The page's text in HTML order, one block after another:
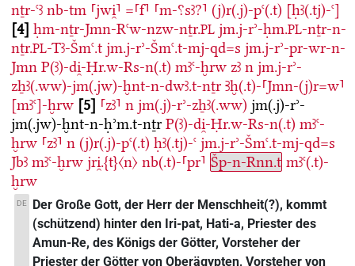
nṯr-ꜥꜣ nb-tm ⸢jwi̯⸣ =⸢f⸣ ⸢m-⸮sꜣ?⸣ (j)r(.j)-pꜥ(.t) [ḥꜣ(.tj)-ꜥ]
4 ḥm-nṯr-Jmn-Rꜥw-nzw-nṯr.PL jm.j-rʾ-ḥm.PL-nṯr-n-
nṯr.PL-Tꜣ-Šmꜥ.t jm.j-rʾ-Šmꜥ.t-mj-qd=s jm.j-rʾ-pr-wr-n-
Jmn P(ꜣ)-di̯-Ḥr.w-Rs-n(.t) mꜣꜥ-ḫrw zꜣ n jm.j-rʾ-
zẖꜣ(.ww)-jm(.jw)-ḫnt-n-dwꜣ.t-nṯr Ꜣḫ(.t)-⸢Jmn-(j)r=w⸣
[mꜣꜥ]-ḫrw 5 ⸢zꜣ⸣ n jm(.j)-rʾ-zẖꜣ(.ww) jm(.j)-rʾ-
jm(.jw)-ḫnt-n-ḥʾm.t-nṯr P(ꜣ)-di̯-Ḥr.w-Rs-n(.t) mꜣꜥ-
ḫrw ⸢zꜣ⸣ n (j)r(.j)-pꜥ(.t) ḥꜣ(.tj)-ꜥ jm.j-rʾ-Šmꜥ.t-mj-qd=s
Jbꜣ mꜣꜥ-ḫrw jri̯.{t}〈n〉 nb(.t)-⸢pr⸣ Šp-n-Rnn.t mꜣꜥ(.t)-
ḫrw
DE
Der Große Gott, der Herr der Menschheit(?), kommt
(schützend) hinter den Iri-pat, Hati-a, Priester des
Amun-Re, des Königs der Götter, Vorsteher der
Priester der Götter von Oberägypten, Vorsteher von